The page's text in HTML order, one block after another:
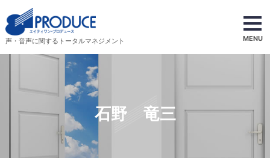
声・音声に関するトータルマネジメント MENU
石野 竜三